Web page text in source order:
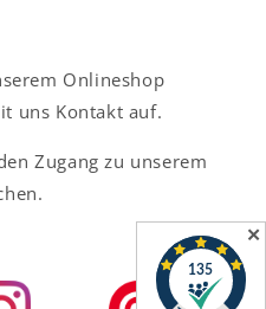
Onlineshop
uns Kontakt auf.
Zugang zu unserem
✕